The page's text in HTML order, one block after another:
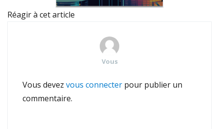
Réagir à cet article
Vous
Vous devez vous connecter pour publier un
commentaire.